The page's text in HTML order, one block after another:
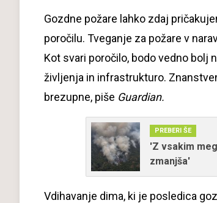
Gozdne požare lahko zdaj
poročilu. Tveganje za požare v
Kot svari poročilo, bodo vedno bolj
življenja in infrastrukturo.
brezupne, piše Guardian.
PREBERI ŠE
'Z vsakim
zmanjša'
Vdihavanje dima, ki je posledica